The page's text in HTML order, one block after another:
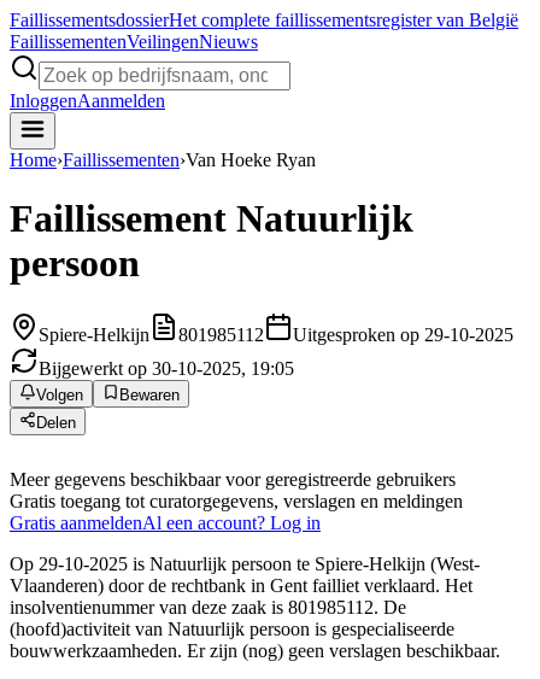
FaillissementsdossierHet complete faillissementsregister van België
FaillissementenVeilingenNieuws
InloggenAanmelden
Home›Faillissementen›Van Hoeke Ryan
Faillissement Natuurlijk
persoon
Spiere-Helkijn 801985112
Uitgesproken op 29-10-2025
Bijgewerkt op 30-10-2025, 19:05
Volgen
Bewaren
Delen
Meer gegevens beschikbaar voor geregistreerde gebruikers
Gratis toegang tot curatorgegevens, verslagen en meldingen
Gratis aanmeldenAl een account? Log in
Op 29-10-2025 is Natuurlijk persoon te Spiere-Helkijn (West-
Vlaanderen) door de rechtbank in Gent failliet verklaard. Het
insolventienummer van deze zaak is 801985112. De
(hoofd)activiteit van Natuurlijk persoon is gespecialiseerde
bouwwerkzaamheden. Er zijn (nog) geen verslagen beschikbaar.